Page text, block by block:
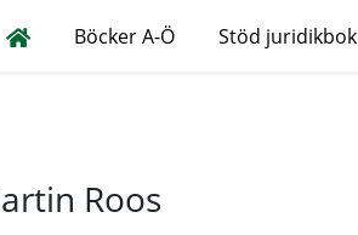
Böcker A-Ö Stöd juridikbok
Roos